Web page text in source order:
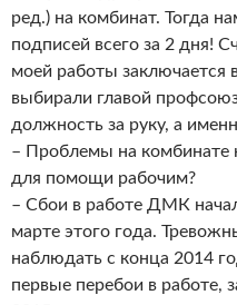
ред.) на комбинат. Тогда
подписей всего за 2 дня!
моей работы заключается
выбирали главой
должность за руку, а
– Проблемы на комбинате
для помощи рабочим?
– Сбои в работе ДМК
марте этого года.
наблюдать с конца 2014
первые перебои в работе,